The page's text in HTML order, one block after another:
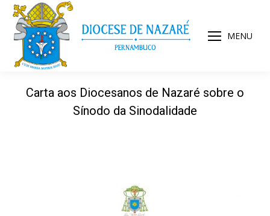
MENU
Carta aos Diocesanos de Nazaré sobre o
Sínodo da Sinodalidade